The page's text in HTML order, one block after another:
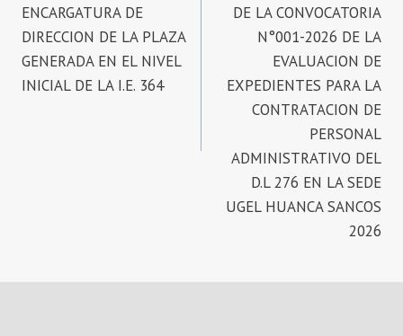
ENCARGATURA DE
DIRECCION DE LA PLAZA
GENERADA EN EL NIVEL
INICIAL DE LA I.E. 364
DE LA CONVOCATORIA
N°001-2026 DE LA
EVALUACION DE
EXPEDIENTES PARA LA
CONTRATACION DE
PERSONAL
ADMINISTRATIVO DEL
D.L 276 EN LA SEDE
UGEL HUANCA SANCOS
2026